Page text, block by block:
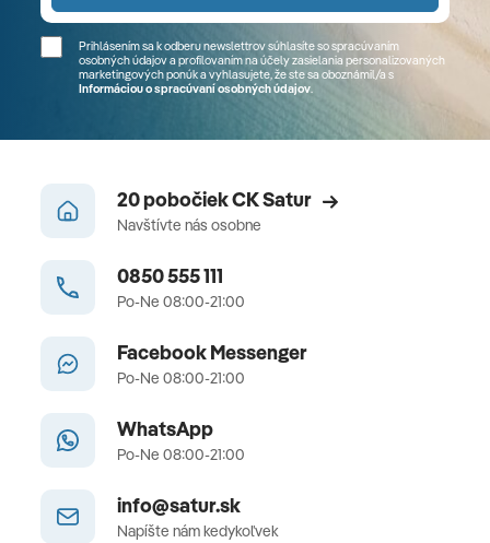
Prihlásením sa k odberu newslettrov súhlasíte so spracúvaním
osobných údajov a profilovaním na účely zasielania personalizovaných
marketingových ponúk a vyhlasujete, že ste sa oboznámil/a s
Informáciou o spracúvaní osobných údajov.
20 pobočiek CK Satur
Navštívte nás osobne
0850 555 111
Po-Ne 08:00-21:00
Facebook Messenger
Po-Ne 08:00-21:00
WhatsApp
Po-Ne 08:00-21:00
info@satur.sk
Napíšte nám kedykoľvek